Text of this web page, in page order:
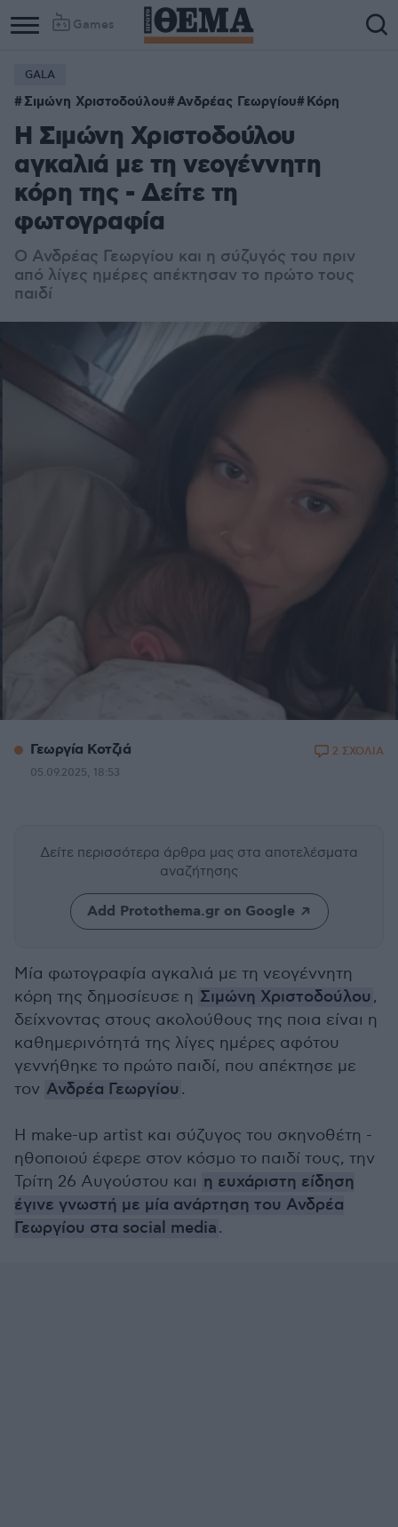
Games
GALA
Σιμώνη Χριστοδούλου Ανδρέας Γεωργίου Κόρη
Η Σιμώνη Χριστοδούλου
αγκαλιά με τη νεογέννητη
κόρη της - Δείτε τη
φωτογραφία
Ο Ανδρέας Γεωργίου και η σύζυγός του πριν
από λίγες ημέρες απέκτησαν το πρώτο τους
παιδί
Γεωργία Κοτζιά
05.09.2025, 18:53
2 ΣΧΟΛΙΑ
Δείτε περισσότερα άρθρα μας στα αποτελέσματα
αναζήτησης
Add Protothema.gr on Google
Μία φωτογραφία αγκαλιά με τη νεογέννητη
κόρη της δημοσίευσε η Σιμώνη Χριστοδούλου ,
δείχνοντας στους ακολούθους της ποια είναι η
καθημερινότητά της λίγες ημέρες αφότου
γεννήθηκε το πρώτο παιδί, που απέκτησε με
τον Ανδρέα Γεωργίου .
Η make-up artist και σύζυγος του σκηνοθέτη -
ηθοποιού έφερε στον κόσμο το παιδί τους, την
Τρίτη 26 Αυγούστου και η ευχάριστη είδηση
έγινε γνωστή με μία ανάρτηση του Ανδρέα
Γεωργίου στα social media.